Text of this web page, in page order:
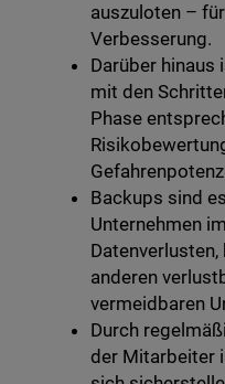
auszuloten –
Verbesserung.
Darüber hinaus
mit den
Phase
Backups sind
Unternehmen
anderen
vermeidbaren
Durch
der Mitarbeiter